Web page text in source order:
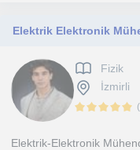
Fizik
İzmirli
(
Elektrik-Elektronik